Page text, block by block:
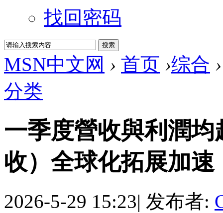
找回密码
MSN中文网 › 首页 ›综合 ›
分类
一季度營收與利潤
收）全球化拓展加速
2026-5-29 15:23| 发布者: